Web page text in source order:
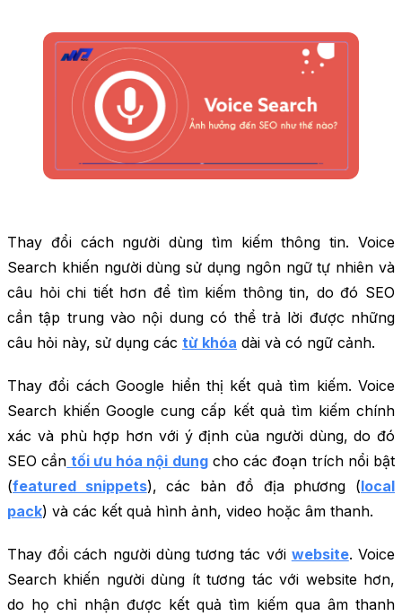
Thay đổi cách người dùng tìm kiếm thông tin. Voice
Search khiến người dùng sử dụng ngôn ngữ tự nhiên và
câu hỏi chi tiết hơn để tìm kiếm thông tin, do đó SEO
cần tập trung vào nội dung có thể trả lời được những
câu hỏi này, sử dụng các từ khóa dài và có ngữ cảnh.
Thay đổi cách Google hiển thị kết quả tìm kiếm. Voice
Search khiến Google cung cấp kết quả tìm kiếm chính
xác và phù hợp hơn với ý định của người dùng, do đó
SEO cần tối ưu hóa nội dungcho các đoạn trích nổi bật
(featured snippets), các bản đồ địa phương (local
pack) và các kết quả hình ảnh, video hoặc âm thanh.
Thay đổi cách người dùng tương tác với website. Voice
Search khiến người dùng ít tương tác với website hơn,
do họ chỉ nhận được kết quả tìm kiếm qua âm thanh